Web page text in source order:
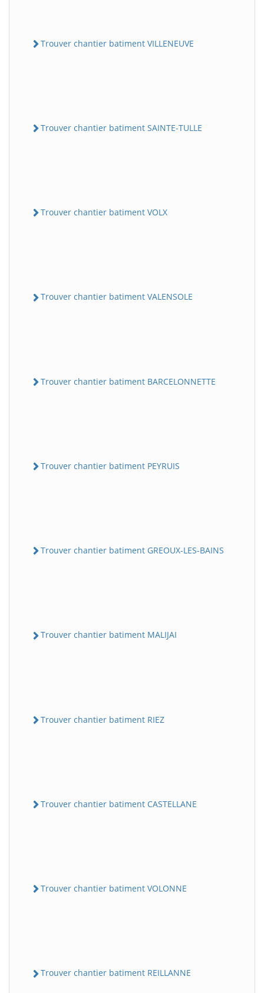
Trouver chantier batiment VILLENEUVE
Trouver chantier batiment SAINTE-TULLE
Trouver chantier batiment VOLX
Trouver chantier batiment VALENSOLE
Trouver chantier batiment BARCELONNETTE
Trouver chantier batiment PEYRUIS
Trouver chantier batiment GREOUX-LES-BAINS
Trouver chantier batiment MALIJAI
Trouver chantier batiment RIEZ
Trouver chantier batiment CASTELLANE
Trouver chantier batiment VOLONNE
Trouver chantier batiment REILLANNE